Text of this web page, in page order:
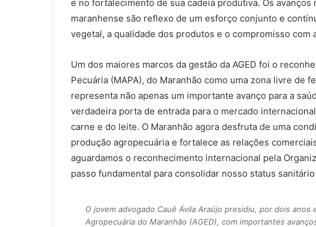
a
e no fortalecimento de sua cadeia produtiva. Os
maranhense são reflexo de um esforço conjunto e
vegetal, a qualidade dos produtos e o compromisso com
Um dos maiores marcos da gestão da AGED foi o
Pecuária (MAPA), do Maranhão como uma zona livre de
representa não apenas um importante avanço para a
verdadeira porta de entrada para o mercado
carne e do leite. O Maranhão agora desfruta de uma
produção agropecuária e fortalece as relações
aguardamos o reconhecimento internacional pela
passo fundamental para consolidar nosso status
O jovem advogado Cauê Ávila Araújo presidiu, por dois anos
Agropecuária do Maranhão (AGED), com importantes